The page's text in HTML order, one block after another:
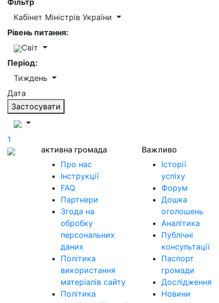
Фільтр
Кабінет Міністрів України
Рівень питання:
Світ
Період:
Тиждень
Дата
Застосувати
1
активна громада
Про нас
Інструкції
FAQ
Партнери
Згода на
обробку
персональних
даних
Політика
використання
матеріалів сайту
Політика
Важливо
Історії
успіху
Форум
Дошка
оголошень
Аналітика
Публічні
консультації
Паспорт
громади
Дослідження
Новини